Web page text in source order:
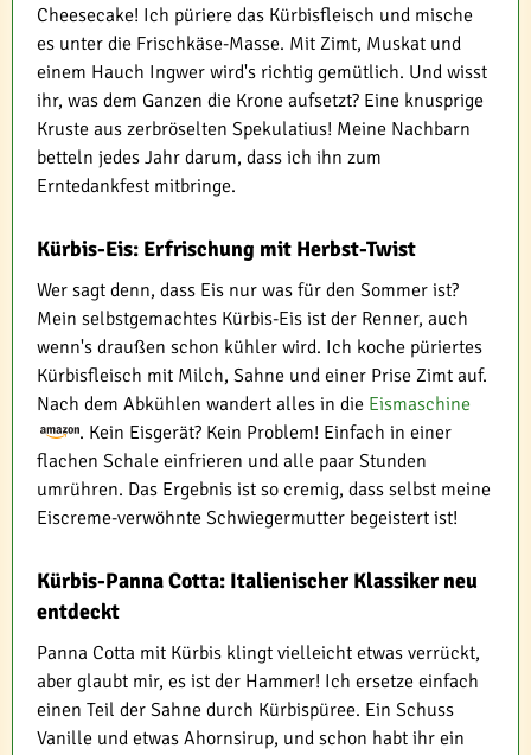
Cheesecake! Ich püriere das Kürbisfleisch und mische
es unter die Frischkäse-Masse. Mit Zimt, Muskat und
einem Hauch Ingwer wird's richtig gemütlich. Und wisst
ihr, was dem Ganzen die Krone aufsetzt? Eine knusprige
Kruste aus zerbröselten Spekulatius! Meine Nachbarn
betteln jedes Jahr darum, dass ich ihn zum
Erntedankfest mitbringe.
Kürbis-Eis: Erfrischung mit Herbst-Twist
Wer sagt denn, dass Eis nur was für den Sommer ist?
Mein selbstgemachtes Kürbis-Eis ist der Renner, auch
wenn's draußen schon kühler wird. Ich koche püriertes
Kürbisfleisch mit Milch, Sahne und einer Prise Zimt auf.
Nach dem Abkühlen wandert alles in die Eismaschine
. Kein Eisgerät? Kein Problem! Einfach in einer
flachen Schale einfrieren und alle paar Stunden
umrühren. Das Ergebnis ist so cremig, dass selbst meine
Eiscreme-verwöhnte Schwiegermutter begeistert ist!
Kürbis-Panna Cotta: Italienischer Klassiker neu
entdeckt
Panna Cotta mit Kürbis klingt vielleicht etwas verrückt,
aber glaubt mir, es ist der Hammer! Ich ersetze einfach
einen Teil der Sahne durch Kürbispüree. Ein Schuss
Vanille und etwas Ahornsirup, und schon habt ihr ein